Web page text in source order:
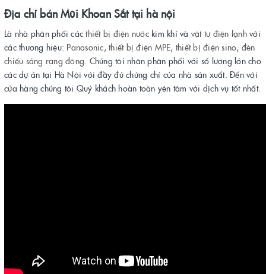
Địa chỉ bánMũi Khoan Sắttại hà nội
Là nhà phân phối cácthiết bị điện nướckim khí và vật tư điện lạnhvới
các thương hiệu: Panasonic, thiết bị điện MPE, thiết bị điện sino, đèn
chiếu sáng rạng đông. Chúng tôi nhận phân phối với số lượng lớn cho
các dự án tại Hà Nội với đầy đủ chứng chỉ của nhà sản xuất. Đến với
cửa hàng chúng tôi Quý khách hoàn toàn yên tâm với dịch vụ tốt nhất.